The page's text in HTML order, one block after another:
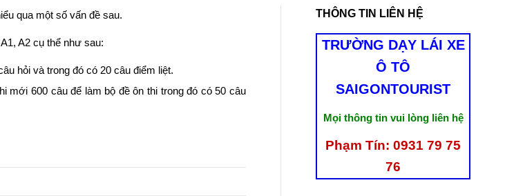
qua một số vấn đề sau.
A2 cụ thể như sau:
hỏi và trong đó có 20 câu điểm liệt.
mới 600 câu để làm bộ đề ôn thi trong đó có 50 câu
THÔNG TIN LIÊN HỆ
TRƯỜNG DẠY LÁI XE
Ô TÔ
SAIGONTOURIST
Mọi thông tin vui lòng liên hệ
Phạm Tín: 0931 79 75
76